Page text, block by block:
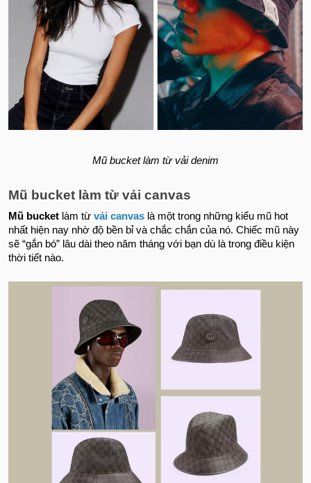
Mũ bucket làm từ vải denim
Mũ bucket làm từ vải canvas
Mũ bucket làm từ vải canvas là một trong những kiểu mũ hot
nhất hiện nay nhờ độ bền bỉ và chắc chắn của nó. Chiếc mũ này
sẽ “gắn bó” lâu dài theo năm tháng với bạn dù là trong điều kiện
thời tiết nào.